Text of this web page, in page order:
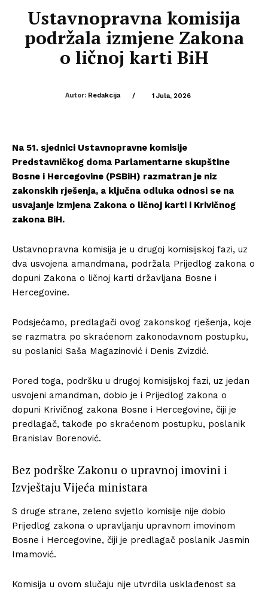
Ustavnopravna komisija
podržala izmjene Zakona
o ličnoj karti BiH
Autor: Redakcija / 1 Jula, 2026
Na 51. sjednici Ustavnopravne komisije
Predstavničkog doma Parlamentarne skupštine
Bosne i Hercegovine (PSBiH) razmatran je niz
zakonskih rješenja, a ključna odluka odnosi se na
usvajanje izmjena Zakona o ličnoj karti i Krivičnog
zakona BiH.
Ustavnopravna komisija je u drugoj komisijskoj fazi, uz
dva usvojena amandmana, podržala Prijedlog zakona o
dopuni Zakona o ličnoj karti državljana Bosne i
Hercegovine.
Podsjećamo, predlagači ovog zakonskog rješenja, koje
se razmatra po skraćenom zakonodavnom postupku,
su poslanici Saša Magazinović i Denis Zvizdić.
Pored toga, podršku u drugoj komisijskoj fazi, uz jedan
usvojeni amandman, dobio je i Prijedlog zakona o
dopuni Krivičnog zakona Bosne i Hercegovine, čiji je
predlagač, takođe po skraćenom postupku, poslanik
Branislav Borenović.
Bez podrške Zakonu o upravnoj imovini i
Izvještaju Vijeća ministara
S druge strane, zeleno svjetlo komisije nije dobio
Prijedlog zakona o upravljanju upravnom imovinom
Bosne i Hercegovine, čiji je predlagač poslanik Jasmin
Imamović.
Komisija u ovom slučaju nije utvrdila usklađenost sa